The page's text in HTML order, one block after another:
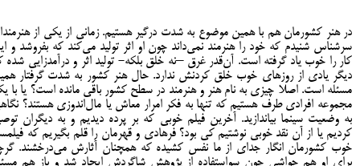
در هنر کشورمان هم با همین موضوع به شدت درگیر هستیم. زمانی از یکی از
سرشناس شنیدم که خود را هنرمند نمی‌داند چون او اثر تولید می‌کند که بفروشد و
کار را خوب یاد گرفته است. آن‌قدر غرق –نه خلق بلکه- تولید اثر و درآمدزایی شده
دیگر یادی از روزهای خوب خلق کردنش ندارد. حال هنر کشور به شدت گرفتار
مسئله است. اصلا چیزی به نام هنر و هنرمند در سطح کشور باقی مانده است؟ یا با
مجموعه افرادی طرف هستیم که تنها به فکر امرار معاش یا مال‌اندوزی هستند؟
به وضعیت سینما بیاندازید. آخرین فیلم خوبی که بر پرده دیدیم و به دیگران
کردیم یا از آن نقد خوبی نوشتیم کی بود؟ فرهادی و قهرمان را قلم بگیریم که
خوب کشورمان انگار جدای از ما نفس کشیده که همچنان آثارش می‌درخشند.
برای او هم حواشی چون سواستفاده از پژوهش شاگردش ایجاد شد و باز هم